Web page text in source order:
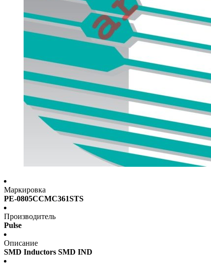
Маркировка
PE-0805CCMC361STS
Производитель
Pulse
Описание
SMD Inductors SMD IND